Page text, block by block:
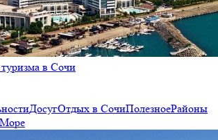
в Сочи
ДосугОтдых в СочиПолезноеРайоны